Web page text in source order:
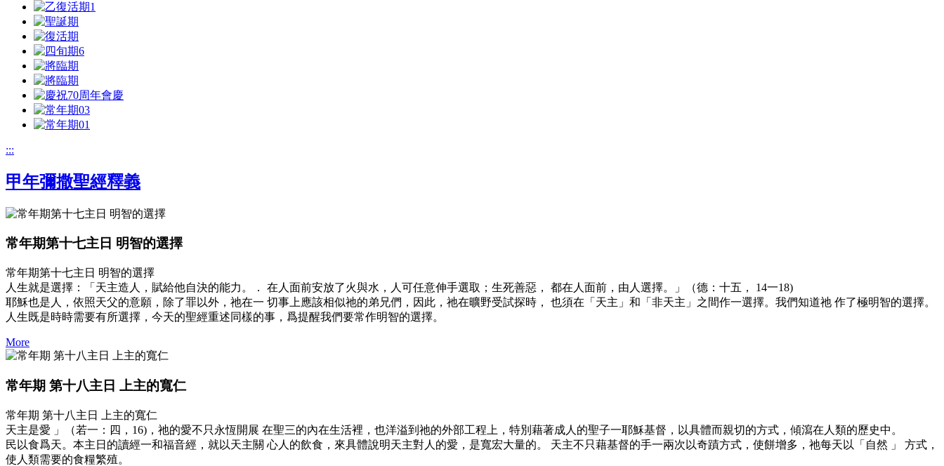
:::
甲年彌撒聖經釋義
常年期第十七主日 明智的選擇
常年期第十七主日 明智的選擇
人生就是選擇：「天主造人，賦給他自決的能力。． 在人面前安放了火與水，人可任意伸手選取；生死善惡， 都在人面前，由人選擇。」（德：十五， 14一18)
耶穌也是人，依照天父的意願，除了罪以外，祂在一 切事上應該相似祂的弟兄們，因此，祂在曠野受試探時， 也須在「天主」和「非天主」之間作一選擇。我們知道祂 作了極明智的選擇。
人生既是時時需要有所選擇，今天的聖經重述同樣的事，爲提醒我們要常作明智的選擇。
More
常年期 第十八主日 上主的寬仁
常年期 第十八主日 上主的寬仁
天主是愛 」（若一：四，16)，祂的愛不只永恆開展 在聖三的內在生活裡，也洋溢到祂的外部工程上，特別藉著成人的聖子一耶穌基督，以具體而親切的方式，傾瀉在人類的歷史中。
民以食爲天。本主日的讀經一和福音經，就以天主關 心人的飲食，來具體說明天主對人的愛，是寬宏大量的。 天主不只藉基督的手一兩次以奇蹟方式，使餅增多，祂每天以「自然 」 方式，
使人類需要的食糧繁殖。